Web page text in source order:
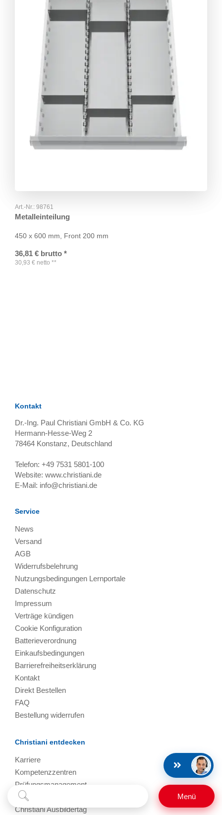
Menü
Art.-Nr.: 98761
Metalleinteilung
450 x 600 mm, Front 200 mm
36,81 € brutto *
30,93 € netto **
Kontakt
Dr.-Ing. Paul Christiani GmbH & Co. KG
Hermann-Hesse-Weg 2
78464 Konstanz, Deutschland
Telefon: +49 7531 5801-100
Website: www.christiani.de
E-Mail: info@christiani.de
Service
News
Versand
AGB
Widerrufsbelehrung
Nutzungsbedingungen Lernportale
Datenschutz
Impressum
Verträge kündigen
Cookie Konfiguration
Batterieverordnung
Einkaufsbedingungen
Barrierefreiheitserklärung
Kontakt
Direkt Bestellen
FAQ
Bestellung widerrufen
Christiani entdecken
Karriere
Kompetenzzentren
Prüfungsmanagement
Termine, Events, Messen
Christiani Ausbildertag